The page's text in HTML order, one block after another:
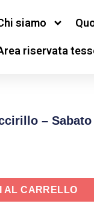
siamo
riservata
– Sabato
AL CARRELLO